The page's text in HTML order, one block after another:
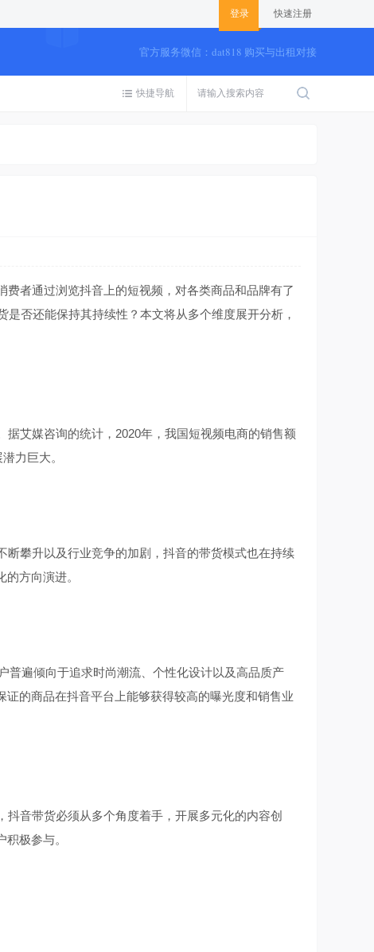
登录 快速注册
官方服务微信：dat818 购买与出租对接
快捷导航
者通过浏览抖音上的短视频，对各类商品和品牌有了
否还能保持其持续性？本文将从多个维度展开分析，
艾媒咨询的统计，2020年，我国短视频电商的销售额
力巨大。
攀升以及行业竞争的加剧，抖音的带货模式也在持续
方向演进。
遍倾向于追求时尚潮流、个性化设计以及高品质产
的商品在抖音平台上能够获得较高的曝光度和销售业
音带货必须从多个角度着手，开展多元化的内容创
极参与。